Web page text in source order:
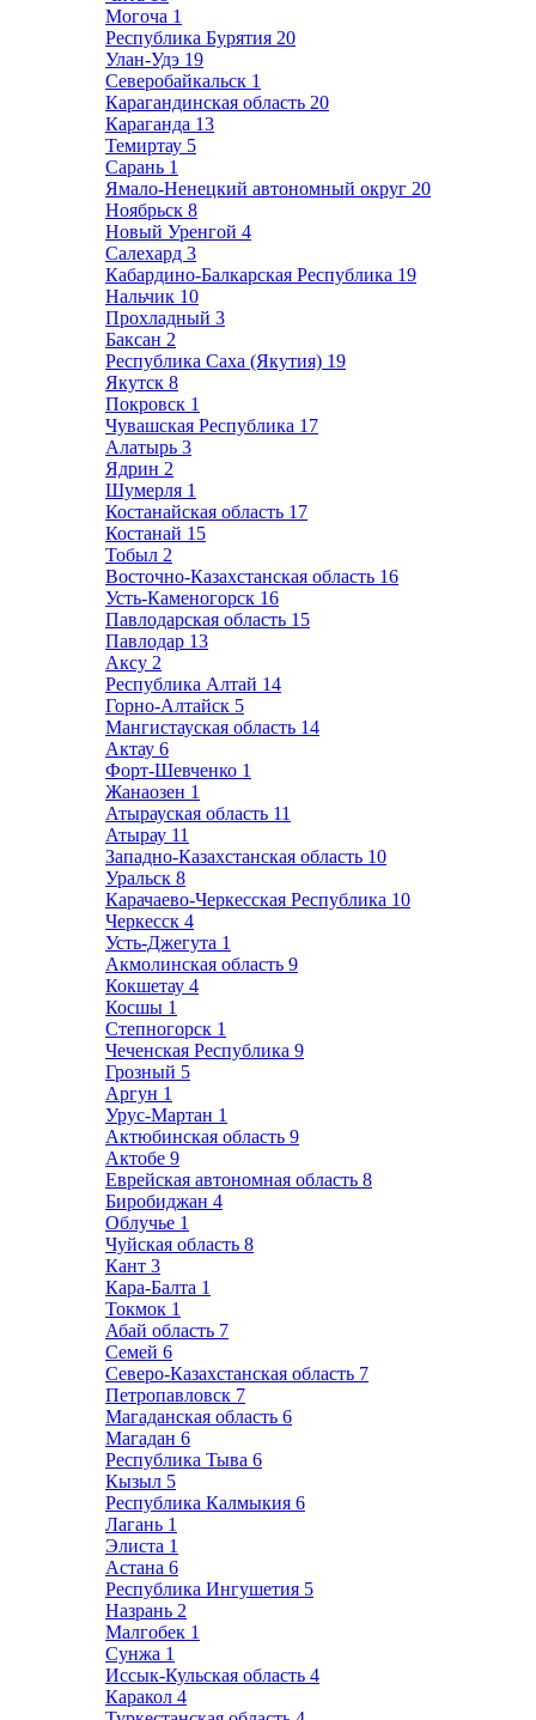
Могоча 1
Республика Бурятия 20
Улан-Удэ 19
Северобайкальск 1
Карагандинская область 20
Караганда 13
Темиртау 5
Сарань 1
Ямало-Ненецкий автономный округ 20
Ноябрьск 8
Новый Уренгой 4
Салехард 3
Кабардино-Балкарская Республика 19
Нальчик 10
Прохладный 3
Баксан 2
Республика Саха (Якутия) 19
Якутск 8
Покровск 1
Чувашская Республика 17
Алатырь 3
Ядрин 2
Шумерля 1
Костанайская область 17
Костанай 15
Тобыл 2
Восточно-Казахстанская область 16
Усть-Каменогорск 16
Павлодарская область 15
Павлодар 13
Аксу 2
Республика Алтай 14
Горно-Алтайск 5
Мангистауская область 14
Актау 6
Форт-Шевченко 1
Жанаозен 1
Атырауская область 11
Атырау 11
Западно-Казахстанская область 10
Уральск 8
Карачаево-Черкесская Республика 10
Черкесск 4
Усть-Джегута 1
Акмолинская область 9
Кокшетау 4
Косшы 1
Степногорск 1
Чеченская Республика 9
Грозный 5
Аргун 1
Урус-Мартан 1
Актюбинская область 9
Актобе 9
Еврейская автономная область 8
Биробиджан 4
Облучье 1
Чуйская область 8
Кант 3
Кара-Балта 1
Токмок 1
Абай область 7
Семей 6
Северо-Казахстанская область 7
Петропавловск 7
Магаданская область 6
Магадан 6
Республика Тыва 6
Кызыл 5
Республика Калмыкия 6
Лагань 1
Элиста 1
Астана 6
Республика Ингушетия 5
Назрань 2
Малгобек 1
Сунжа 1
Иссык-Кульская область 4
Каракол 4